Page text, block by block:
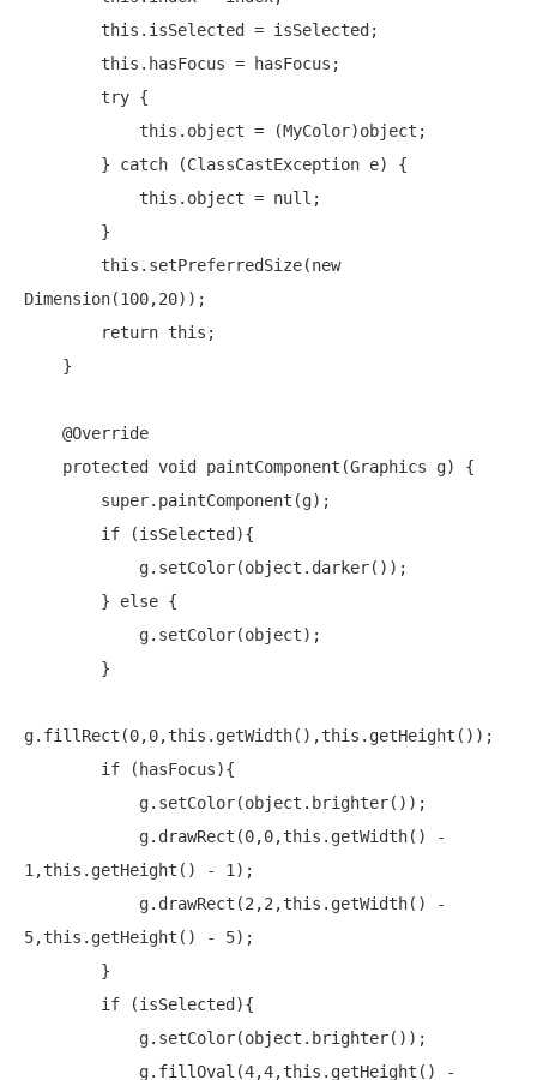
this .isSelected = isSelected;
this .hasFocus = hasFocus;
try {
this .object = (MyColor)object;
        }
catch (ClassCastException e) {
this .object = null ;
this .setPreferredSize(new
Dimension(100,20));
return this ;
protected
void
paintComponent(Graphics g) {
super.paintComponent(g);
if (isSelected){
        }
else {
g.fillRect(0,0,this.getWidth(),this.getHeight());
if (hasFocus){
1,this.getHeight() - 1);
5,this.getHeight() - 5);
if (isSelected){